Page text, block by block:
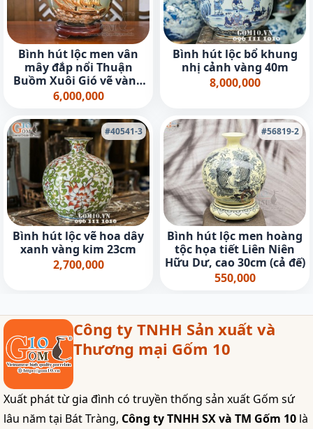
Bình hút lộc men vân
mây đắp nổi Thuận
Buồm Xuôi Gió vẽ vàng
24k, cao 30cm (Màu
xanh)
6,000,000
Bình hút lộc bổ khung
nhị cảnh vàng 40m
8,000,000
#40541-3
Bình hút lộc vẽ hoa dây
xanh vàng kim 23cm
2,700,000
#56819-2
Bình hút lộc men hoàng
tộc họa tiết Liên Niên
Hữu Dư, cao 30cm (cả đế)
550,000
Công ty TNHH Sản xuất và
Thương mại Gốm 10
Xuất phát từ gia đình có truyền thống sản xuất Gốm sứ
lâu năm tại Bát Tràng, Công ty TNHH SX và TM Gốm 10 là